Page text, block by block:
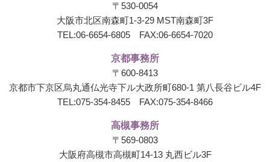
〒530-0054
大阪市北区南森町1-3-29 MST南森町3F
TEL:06-6654-6805 FAX:06-6654-7020
京都事務所
〒600-8413
京都市下京区烏丸通仏光寺下ル大政所町680-1 第八長谷ビル4F
TEL:075-354-8455 FAX:075-354-8466
高槻事務所
〒569-0803
大阪府高槻市高槻町14-13 丸西ビル3F